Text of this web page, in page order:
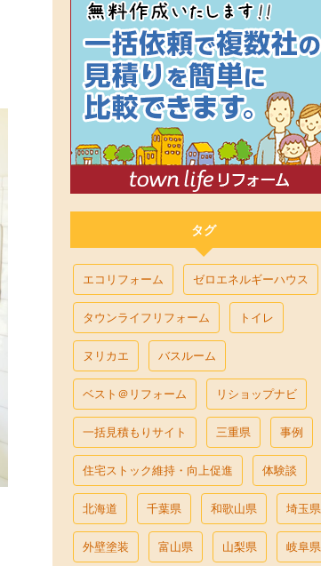
タグ
エコリフォーム ゼロエネルギーハウス
タウンライフリフォーム トイレ
ヌリカエ バスルーム
ベスト＠リフォーム リショップナビ
一括見積もりサイト 三重県 事例
住宅ストック維持・向上促進 体験談
北海道 千葉県 和歌山県 埼玉県
外壁塗装 富山県 山梨県 岐阜県